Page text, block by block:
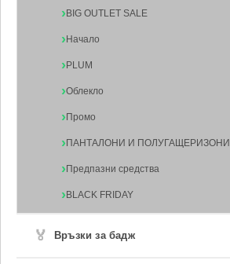
BIG OUTLET SALE
Начало
PLUM
Облекло
Промо
ПАНТАЛОНИ И ПОЛУГАЩЕРИЗОНИ
Предпазни средства
BLACK FRIDAY
🏅 Връзки за бадж